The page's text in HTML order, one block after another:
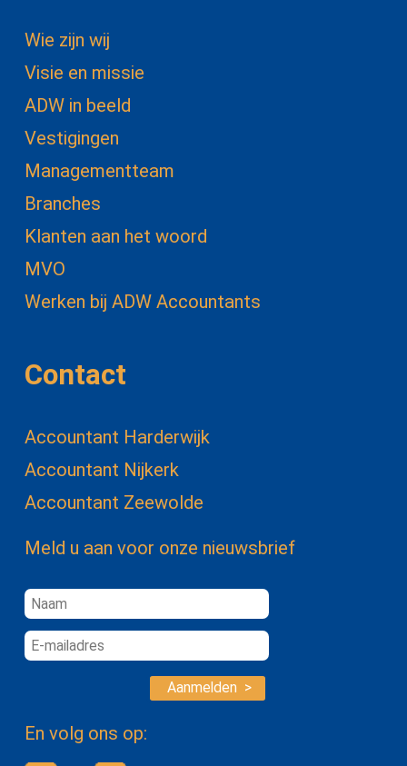
Wie zijn wij
Visie en missie
ADW in beeld
Vestigingen
Managementteam
Branches
Klanten aan het woord
MVO
Werken bij ADW Accountants
Contact
Accountant Harderwijk
Accountant Nijkerk
Accountant Zeewolde
Meld u aan voor onze nieuwsbrief
Aanmelden >
En volg ons op: